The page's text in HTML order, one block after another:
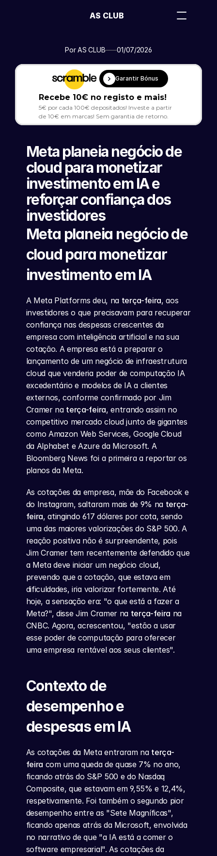
Por AS CLUB 01/07/2026
Garantir Bónus
Recebe 10€ no registo e mais!
5€ por cada 100€ depositados! Investe a partir
de 10€ em marcas! Sem garantia de retorno.
Meta planeia negócio de
cloud para monetizar
investimento em IA e
reforçar confiança dos
investidores
Meta planeia negócio de
cloud para monetizar
investimento em IA
A Meta Platforms deu, na terça-feira, aos
investidores o que precisavam para recuperar
confiança nas despesas crescentes da
empresa com inteligência artificial e na sua
cotação. A empresa está a preparar o
lançamento de um negócio de infraestrutura
cloud que venderia poder de computação IA
excedentário e modelos de IA a clientes
externos, conforme confirmado por Jim
Cramer na terça-feira, entrando assim no
competitivo mercado cloud junto de gigantes
como Amazon Web Services, Google Cloud
da Alphabet e Azure da Microsoft. A
Bloomberg News foi a primeira a reportar os
planos da Meta.
As cotações da empresa, mãe do Facebook e
do Instagram, saltaram mais de 9% na terça-
feira, atingindo 617 dólares por cota, sendo
uma das maiores valorizações do S&P 500. A
reação positiva não é surpreendente, pois
Jim Cramer tem recentemente defendido que
a Meta deve iniciar um negócio cloud,
prevendo que a cotação, que estava em
dificuldades, iria valorizar fortemente. Até
hoje, a sensação era: "o que está a fazer a
Meta?", disse Jim Cramer na terça-feira na
CNBC. Agora, acrescentou, "estão a usar
esse poder de computação para oferecer
uma empresa rentável aos seus clientes".
Contexto de
desempenho e
despesas em IA
As cotações da Meta entraram na terça-
feira com uma queda de quase 7% no ano,
ficando atrás do S&P 500 e do Nasdaq
Composite, que estavam em 9,55% e 12,4%,
respetivamente. Foi também o segundo pior
desempenho entre as "Sete Magníficas",
ficando apenas atrás da Microsoft, envolvida
no narrativo de que "a IA está a comer o
software empresarial". As cotações da
AS CLUB